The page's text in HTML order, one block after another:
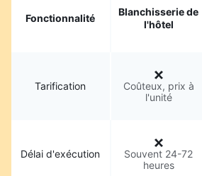
Fonctionnalité
Blanchisserie de
l'hôtel
Tarification
Coûteux, prix à
l'unité
Délai d'exécution
Souvent 24-72
heures